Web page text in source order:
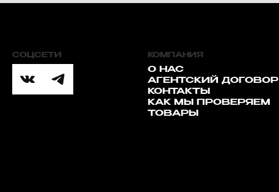
СОЦСЕТИ КОМПАНИЯ
О НАС
АГЕНТСКИЙ ДОГОВОР
КОНТАКТЫ
КАК МЫ ПРОВЕРЯЕМ
ТОВАРЫ